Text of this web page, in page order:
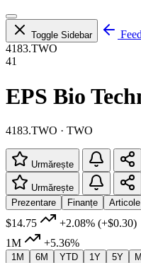
Toggle Sidebar
Feed
4183.TWO
41
EPS Bio
4183.TWO · TWO
Urmărește
Urmărește
Prezentare
Finanțe Articole
$14.75 +2.08% (+$0.30)
1M
+5.36%
1M 6M YTD 1Y 5Y